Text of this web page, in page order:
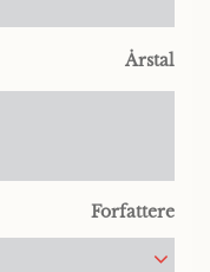
Årstal
Forfattere